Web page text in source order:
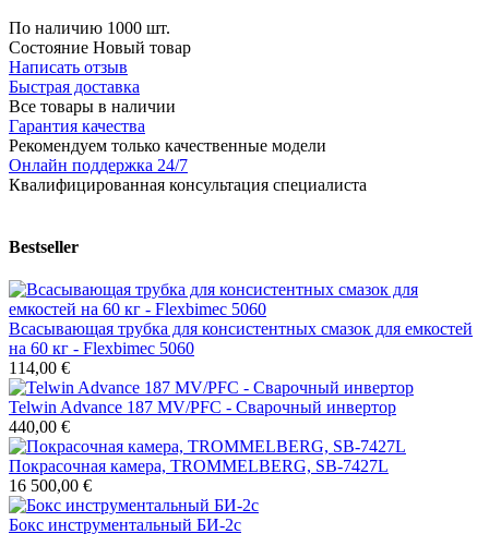
По наличию 1000 шт.
Состояние Новый товар
Написать отзыв
Быстрая доставка
Все товары в наличии
Гарантия качества
Рекомендуем только качественные модели
Онлайн поддержка 24/7
Квалифицированная консультация специалиста
Bestseller
Всасывающая трубка для консистентных смазок для емкостей
на 60 кг - Flexbimec 5060
114,00 €
Telwin Advance 187 MV/PFC - Сварочный инвертор
440,00 €
Покрасочная камера, TROMMELBERG, SB-7427L
16 500,00 €
Бокс инструментальный БИ-2с